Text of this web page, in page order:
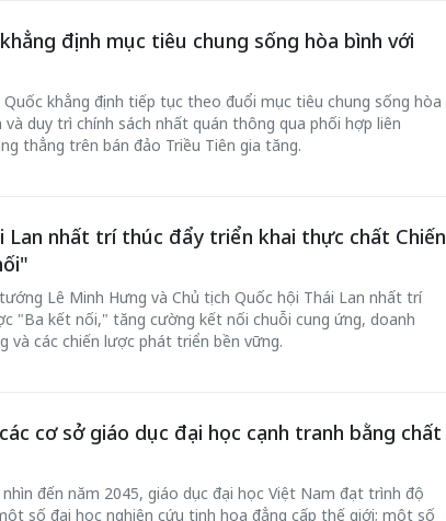
định mục tiêu chung sống hòa bình với
khẳng định tiếp tục theo đuổi mục tiêu chung sống hòa
và duy trì chính sách nhất quán thông qua phối hợp liên
thẳng trên bán đảo Triều Tiên gia tăng.
Lan nhất trí thúc đẩy triển khai thực chất Chiến
Lê Minh Hưng và Chủ tịch Quốc hội Thái Lan nhất trí
"Ba kết nối," tăng cường kết nối chuỗi cung ứng, doanh
và các chiến lược phát triển bền vững.
cơ sở giáo dục đại học cạnh tranh bằng chất
đến năm 2045, giáo dục đại học Việt Nam đạt trình độ
số đại học nghiên cứu tinh hoa đẳng cấp thế giới; một số